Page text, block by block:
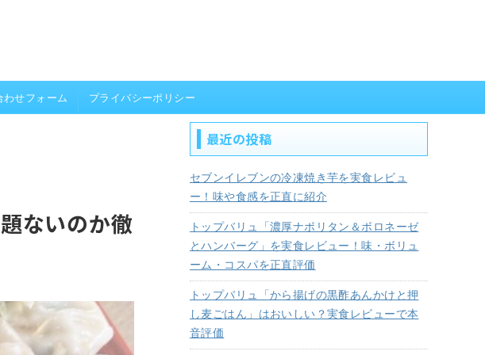
わせフォーム プライバシーポリシー
ないのか徹
最近の投稿
セブンイレブンの冷凍焼き芋を実食レビュ
ー！味や食感を正直に紹介
トップバリュ「濃厚ナポリタン＆ボロネーゼ
とハンバーグ」を実食レビュー！味・ボリュ
ーム・コスパを正直評価
トップバリュ「から揚げの黒酢あんかけと押
し麦ごはん」はおいしい？実食レビューで本
音評価